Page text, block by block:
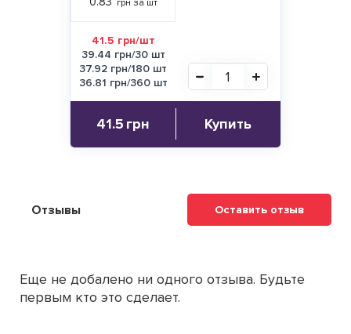
грн за шт
41.5 грн/шт
39.44 грн/30 шт
37.92 грн/180 шт
36.81 грн/360 шт
41.5 грн Купить
Отзывы Оставить отзыв
Еще не добалено ни одного отзыва. Будьте
первым кто это сделает.